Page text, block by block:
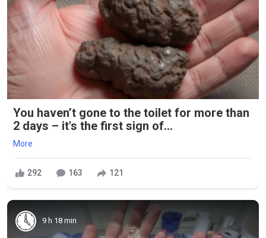
You haven’t gone to the toilet for more than
2 days – it's the first sign of...
More
292 163 121
9 h 18 min